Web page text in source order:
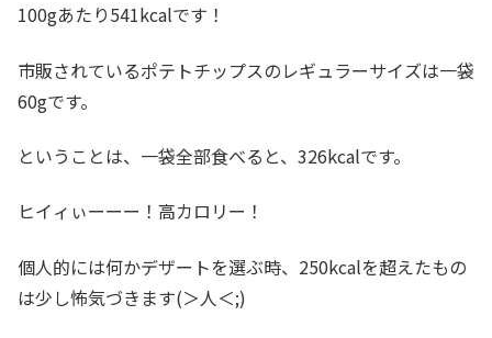
100gあたり541kcalです！
市販されているポテトチップスのレギュラーサイズは一袋
60gです。
ということは、一袋全部食べると、326kcalです。
ヒイィぃーーー！高カロリー！
個人的には何かデザートを選ぶ時、250kcalを超えたもの
は少し怖気づきます(＞人＜;)